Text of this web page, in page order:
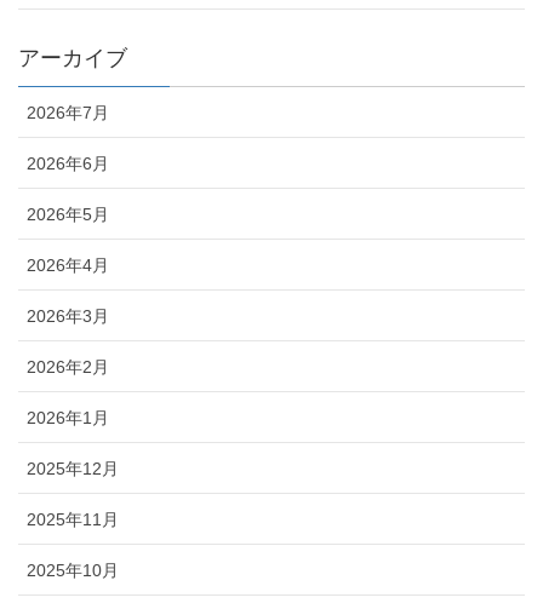
アーカイブ
2026年7月
2026年6月
2026年5月
2026年4月
2026年3月
2026年2月
2026年1月
2025年12月
2025年11月
2025年10月